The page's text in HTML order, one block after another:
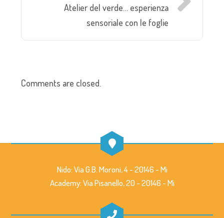
Atelier del verde… esperienza
sensoriale con le foglie
Comments are closed.
Nido: Via G.B. Moroni, 4 - 20146 - Mi
Academy: Via Pisanello, 20 - 20146 - Mi